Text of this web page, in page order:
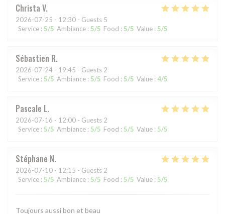
Christa V
2026-07-25 - 12:30 - Guests 5
Service : 5/5 Ambiance : 5/5 Food : 5/5 Value : 5/5
Sébastien R
2026-07-24 - 19:45 - Guests 2
Service : 5/5 Ambiance : 5/5 Food : 5/5 Value : 4/5
Pascale L
2026-07-16 - 12:00 - Guests 2
Service : 5/5 Ambiance : 5/5 Food : 5/5 Value : 5/5
Stéphane N
2026-07-10 - 12:15 - Guests 2
Service : 5/5 Ambiance : 5/5 Food : 5/5 Value : 5/5
Toujours aussi bon et beau